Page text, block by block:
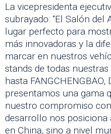
La vicepresidenta
subrayado: “El Salón del
lugar perfecto para
más innovadoras y la
marcar en nuestros
stands de todas nuestras
hasta FANGCHENGBAO,
presentamos una gama
nuestro compromiso
desarrollo nos posiciona
en China, sino a nivel